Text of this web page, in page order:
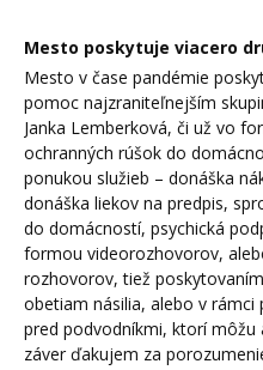
Mesto poskytuje viacero
Mesto v čase pandémie
pomoc najzraniteľnejším
Janka Lemberková, či už vo
ochranných rúšok do
ponukou služieb – donáška
donáška liekov na predpis,
do domácností, psychická
formou videorozhovorov,
rozhovorov, tiež
obetiam násilia, alebo v rámci
pred podvodníkmi, ktorí môžu
záver ďakujem za